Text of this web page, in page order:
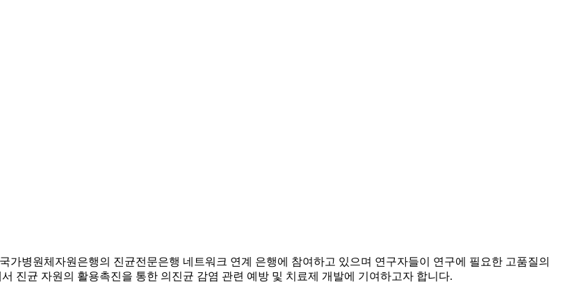
병원체자원은행의 진균전문은행 네트워크 연계 은행에 참여하고 있으며 연구자들이 연구에 필요한 고품질의
진균 자원의 활용촉진을 통한 의진균 감염 관련 예방 및 치료제 개발에 기여하고자 합니다.